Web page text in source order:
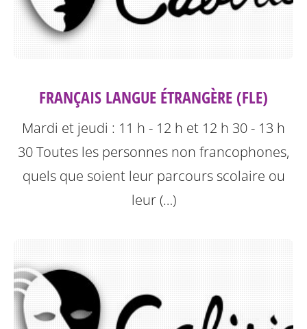
FRANÇAIS LANGUE ÉTRANGÈRE (FLE)
Mardi et jeudi : 11 h - 12 h et 12 h 30 - 13 h
30Toutes les personnes non francophones,
quels que soient leur parcours scolaire ou
leur (…)